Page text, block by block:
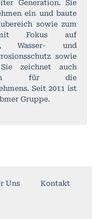
Generation. Sie
ein und baute
sowie zum
mit Fokus auf
Wasser- und
sowie
zeichnet auch
für die
Seit 2011 ist
Gruppe.
Uns Kontakt